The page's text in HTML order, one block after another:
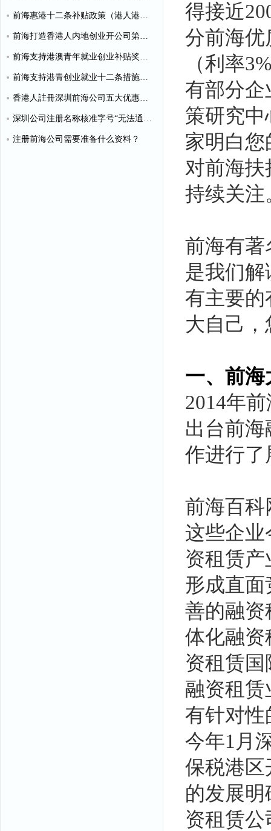
得接近
分前海优
（利率
有部分企
策研究
家明白
对前海
持续关注
前海有著
是我们
有主要的
大自己
一、前
2014年
出台前
作进行了
前海百科
这些企业
资租赁
形成直面
善的融资
体化融资
资租赁
融资租
有针对性
今年1月
保税港区
的发展
资租赁
前海惠港十二条补贴政策（港人港企补贴政策）
前海打造香港人内地创业开公司第一站
前海支持港澳青年就业创业补贴奖励申请办理清单
前海支持港青创业就业十二条措施（惠港政策原文）
香港人註冊深圳前海公司五大优惠政策
深圳公司注册名称核准字号“无法通过”怎么办？
注册前海公司需要准备什么资料？